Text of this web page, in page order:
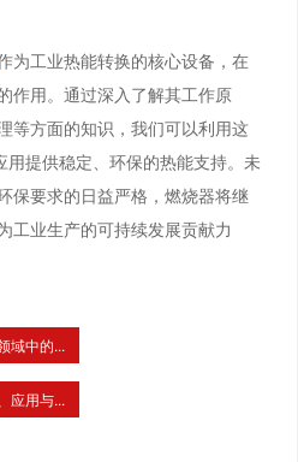
为工业热能转换的核心设备，在
作用。通过深入了解其工作原
等方面的知识，我们可以利用这
用提供稳定、环保的热能支持。未
保要求的日益严格，燃烧器将继
工业生产的可持续发展贡献力
域中的...
应用与...